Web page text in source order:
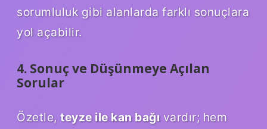
sorumluluk gibi alanlarda farklı sonuçlara
yol açabilir.
4. Sonuç ve Düşünmeye Açılan
Sorular
Özetle, teyze ile kan bağıvardır; hem